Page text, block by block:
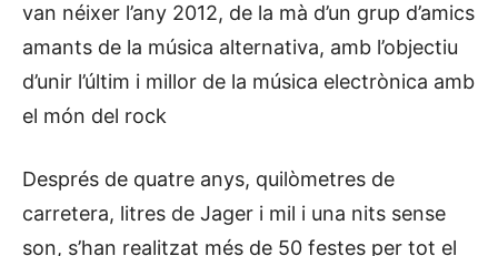
van néixer l’any 2012, de la mà d’un grup d’amics
amants de la música alternativa, amb l’objectiu
d’unir l’últim i millor de la música electrònica amb
el món del rock
Després de quatre anys, quilòmetres de
carretera, litres de Jager i mil i una nits sense
son, s’han realitzat més de 50 festes per tot el